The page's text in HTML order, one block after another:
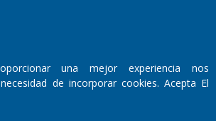
una mejor experiencia nos
de incorporar cookies. Acepta El